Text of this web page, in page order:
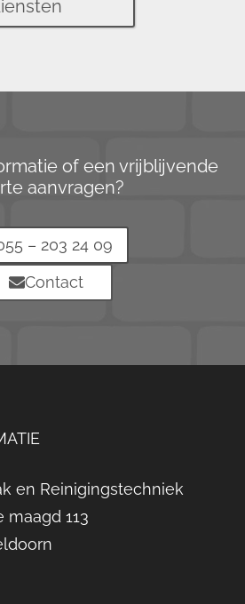
of een vrijblijvende
aanvragen?
– 203 24 09
Contact
en Reinigingstechniek
maagd 113